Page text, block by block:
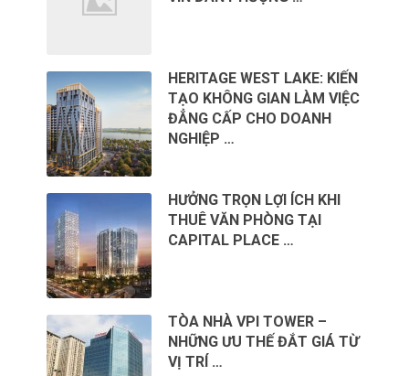
HERITAGE WEST LAKE: KIẾN
TẠO KHÔNG GIAN LÀM VIỆC
ĐẲNG CẤP CHO DOANH
NGHIỆP …
HƯỞNG TRỌN LỢI ÍCH KHI
THUÊ VĂN PHÒNG TẠI
CAPITAL PLACE …
TÒA NHÀ VPI TOWER –
NHỮNG ƯU THẾ ĐẮT GIÁ TỪ
VỊ TRÍ …